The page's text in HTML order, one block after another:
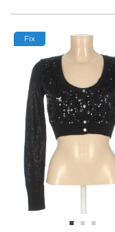
Fix